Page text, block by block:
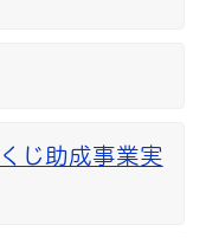
じ助成事業実